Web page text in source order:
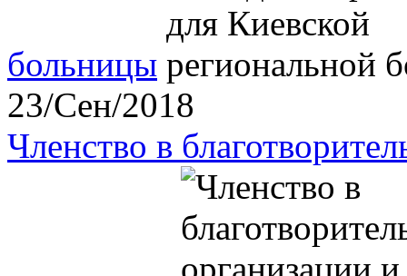
больницы
23/Сен/2018
Членство в